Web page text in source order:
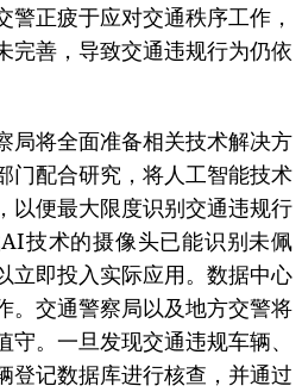
警正疲于应对交通秩序工作，
完善，导致交通违规行为仍依
局将全面准备相关技术解决方
门配合研究，将人工智能技术
以便最大限度识别交通违规行
技术的摄像头已能识别未佩
立即投入实际应用。数据中心
。交通警察局以及地方交警将
。一旦发现交通违规车辆、
登记数据库进行核查，并通过